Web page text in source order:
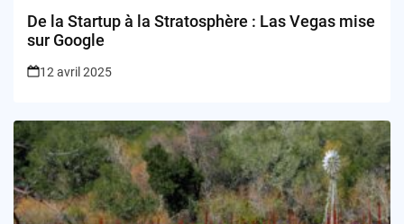
De la Startup à la Stratosphère : Las Vegas mise
sur Google
12 avril 2025